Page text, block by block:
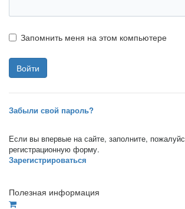
Запомнить меня на этом компьютере
Забыли свой пароль?
Если вы впервые на сайте, заполните,
регистрационную форму.
Зарегистрироваться
Полезная информация